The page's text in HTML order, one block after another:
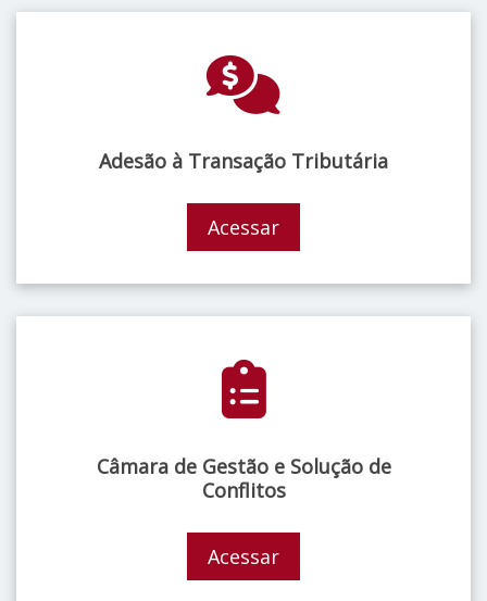
Adesão à Transação Tributária
Acessar
Câmara de Gestão e Solução de
Conflitos
Acessar